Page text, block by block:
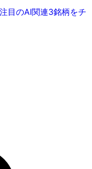
目のAI関連3銘柄をチ